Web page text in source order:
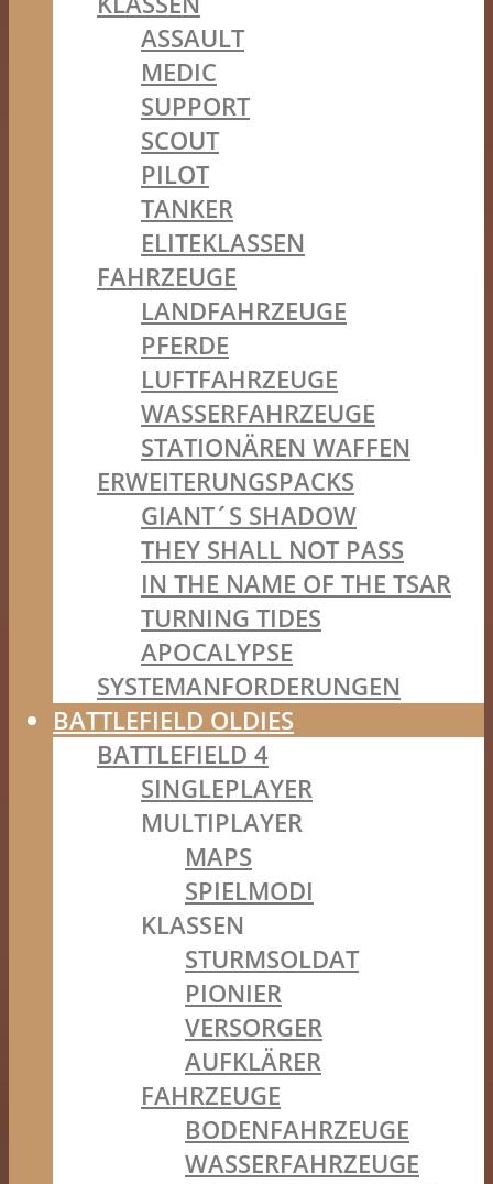
ASSAULT
MEDIC
SUPPORT
SCOUT
PILOT
TANKER
ELITEKLASSEN
FAHRZEUGE
LANDFAHRZEUGE
PFERDE
LUFTFAHRZEUGE
WASSERFAHRZEUGE
STATIONÄREN WAFFEN
ERWEITERUNGSPACKS
GIANT´S SHADOW
THEY SHALL NOT PASS
IN THE NAME OF THE TSAR
TURNING TIDES
APOCALYPSE
SYSTEMANFORDERUNGEN
BATTLEFIELD OLDIES
BATTLEFIELD 4
SINGLEPLAYER
MULTIPLAYER
MAPS
SPIELMODI
KLASSEN
STURMSOLDAT
PIONIER
VERSORGER
AUFKLÄRER
FAHRZEUGE
BODENFAHRZEUGE
WASSERFAHRZEUGE